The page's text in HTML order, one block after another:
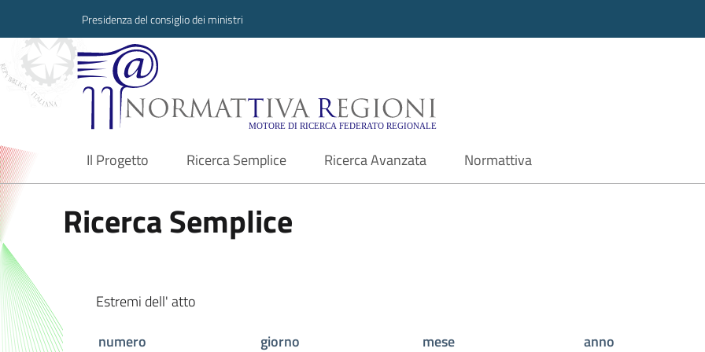
Presidenza del consiglio dei ministri
Normattiva Regioni - Motore di ricerca
Il Progetto
current Ricerca Semplice Ricerca Avanzata Normattiva
Ricerca Semplice
Estremi dell' atto
numero
giorno mese
anno